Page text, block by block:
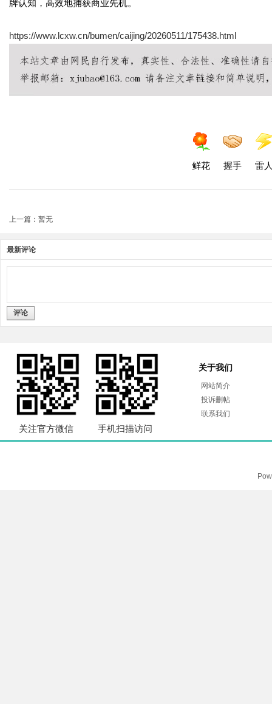
牌认知，高效地捕获商业先机。
https://www.lcxw.cn/bumen/caijing/20260511/175438.html
鲜花 握手 雷
上一篇：暂无
最新评论
评论
关注官方微信 手机扫描访问
关于我们
网站简介
投诉删帖
联系我们